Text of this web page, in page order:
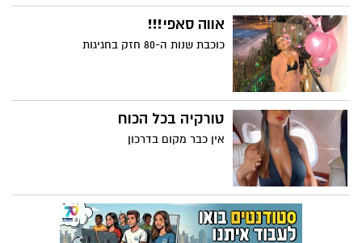
אווה סאפי!!!
כוכבת שנות ה-80 חזק בחגיגות
טורקיה בכל הכוח
אין כבר מקום בדרכון